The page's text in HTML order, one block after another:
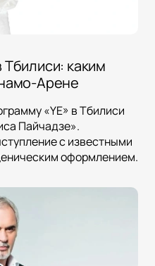
каким
Арене
«YE» в Тбилиси
Пайчадзе».
с известными
оформлением.